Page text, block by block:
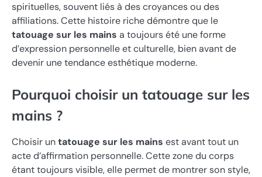
spirituelles, souvent liés à des croyances ou des
affiliations. Cette histoire riche démontre que le
tatouage sur les mains a toujours été une forme
d’expression personnelle et culturelle, bien avant de
devenir une tendance esthétique moderne.
Pourquoi choisir un tatouage sur les
mains ?
Choisir untatouage sur les mains est avant tout un
acte d’affirmation personnelle. Cette zone du corps
étant toujours visible, elle permet de montrer son style,